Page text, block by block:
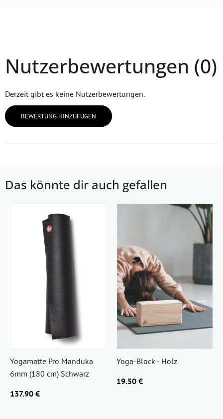
Nutzerbewertungen (0)
Derzeit gibt es keine Nutzerbewertungen.
BEWERTUNG HINZUFÜGEN
Das könnte dir auch gefallen
Yogamatte Pro Manduka
6mm (180 cm) Schwarz
137.90 €
Yoga-Block - Holz
19.50 €